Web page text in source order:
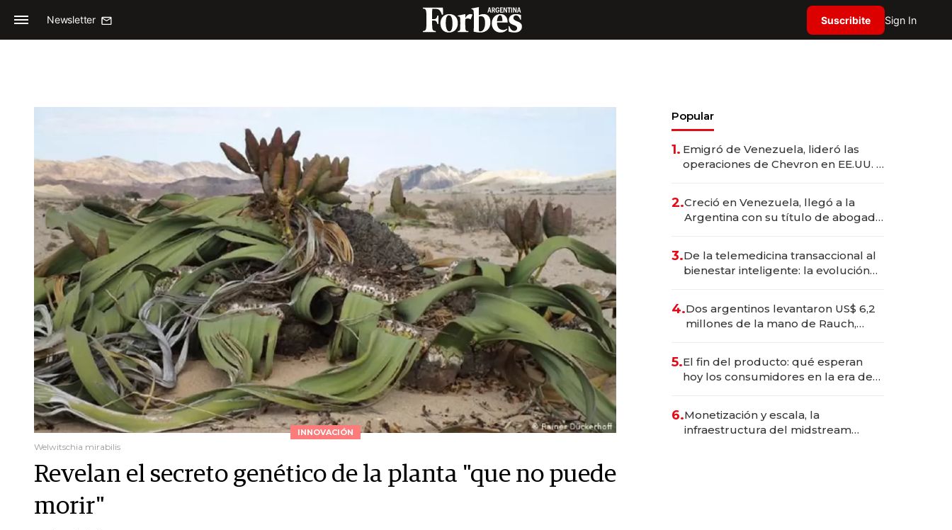
Newsletter Suscribite Sign In
INNOVACIÓN
Welwitschia mirabilis
Revelan el secreto genético de la planta "que no puede
morir"
Popular
1. Emigró de Venezuela, lideró las
operaciones de Chevron en EE.UU. y
2.Creció en Venezuela, llegó a la
Argentina con su título de abogado
marcas "fast premium"
3.De la telemedicina transaccional al
bienestar inteligente: la evolución
4.Dos argentinos levantaron US$ 6,2
millones de la mano de Rauch,
5.El fin del producto: qué esperan
hoy los consumidores en la era de
6.Monetización y escala, la
infraestructura del midstream